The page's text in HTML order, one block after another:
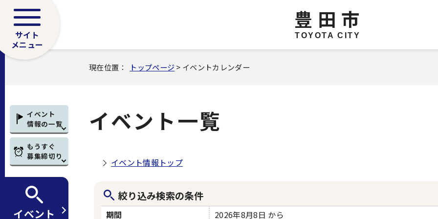
豊田市
TOYOTA CITY
サイト
メニュー
現在位置： トップページ > イベントカレンダー
イベント一覧
イベント情報トップ
イベント
情報の一覧
もうすぐ
募集締切り
イベント
絞り込み検索の条件
期間 2026年8月8日 から